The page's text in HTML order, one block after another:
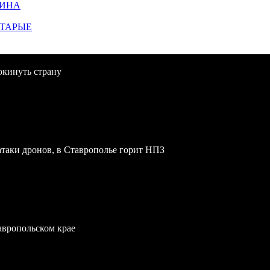
страну
дронов, в Ставрополье горит НПЗ
крае